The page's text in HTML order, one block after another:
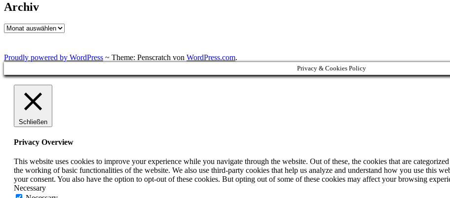
Archiv
Archiv
Proudly powered by WordPress ~ Theme: Penscratch von WordPress.com.
Privacy & Cookies Policy
Schließen
Privacy Overview
This website uses cookies to improve your experience while you navigate through the website. Out of these, the cookies that are
the working of basic functionalities of the website. We also use third-party cookies that help us analyze and understand how you use this
your consent. You also have the option to opt-out of these cookies. But opting out of some of these cookies may affect your browsing
Necessary